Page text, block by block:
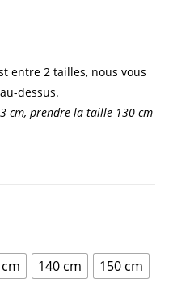
entre 2 tailles, nous vous
dessus.
cm, prendre la taille 130 cm
140 cm 150 cm